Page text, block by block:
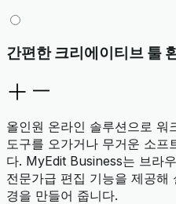
간편한 크리에이티브 툴
올인원 온라인 솔루션으로 워
도구를 오가거나 무거운 소프
다. MyEdit Business는 브라
전문가급 편집 기능을 제공
경을 만들어 줍니다.